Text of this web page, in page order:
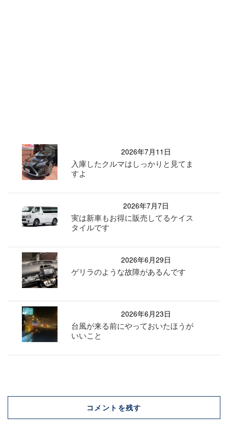
2026年7月11日
入庫したクルマはしっかりと見てま
すよ
2026年7月7日
実は新車もお得に販売してるケイス
タイルです
2026年6月29日
ゲリラのような故障があるんです
2026年6月23日
台風が来る前にやっておいたほうが
いいこと
コメントを残す